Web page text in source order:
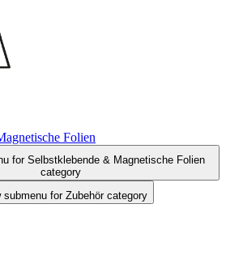
Folien
for Selbstklebende & Magnetische Folien
category
submenu for Zubehör category